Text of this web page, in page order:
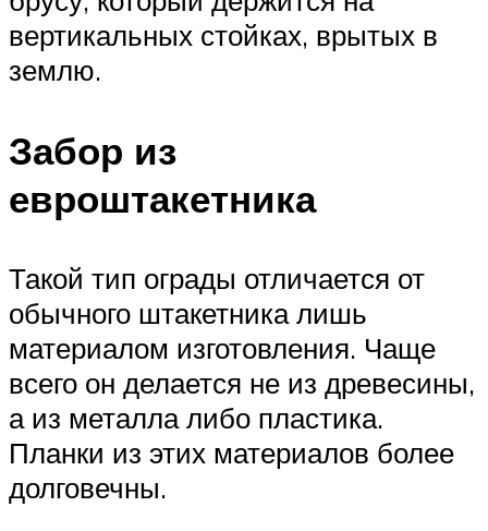
вертикальных стойках, врытых в
землю.
Забор из
евроштакетника
Такой тип ограды отличается от
обычного штакетника лишь
материалом изготовления. Чаще
всего он делается не из древесины,
а из металла либо пластика.
Планки из этих материалов более
долговечны.